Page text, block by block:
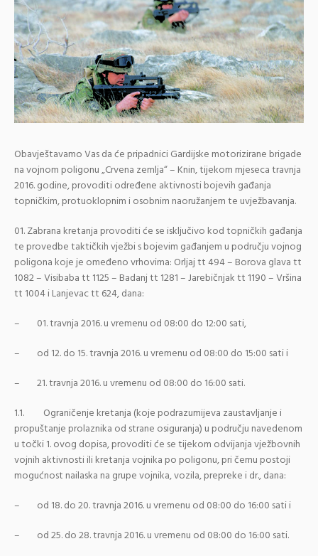
Obavještavamo Vas da će pripadnici Gardijske motorizirane brigade
na vojnom poligonu „Crvena zemlja“ – Knin, tijekom mjeseca travnja
2016. godine, provoditi određene aktivnosti bojevih gađanja
topničkim, protuoklopnim i osobnim naoružanjem te uvježbavanja.
Zabrana kretanja provoditi će se isključivo kod topničkih gađanja
te provedbe taktičkih vježbi s bojevim gađanjem u području vojnog
poligona koje je omeđeno vrhovima: Orljaj tt 494 – Borova glava tt
1082 – Visibaba tt 1125 – Badanj tt 1281 – Jarebičnjak tt 1190 – Vršina
tt 1004 i Lanjevac tt 624, dana:
– 01. travnja 2016. u vremenu od 08:00 do 12:00 sati,
– od 12. do 15. travnja 2016. u vremenu od 08:00 do 15:00 sati i
– 21. travnja 2016. u vremenu od 08:00 do 16:00 sati.
1.1. Ograničenje kretanja (koje podrazumijeva zaustavljanje i
propuštanje prolaznika od strane osiguranja) u području navedenom
u točki 1. ovog dopisa, provoditi će se tijekom odvijanja vježbovnih
vojnih aktivnosti ili kretanja vojnika po poligonu, pri čemu postoji
mogućnost nailaska na grupe vojnika, vozila, prepreke i dr., dana:
– od 18. do 20. travnja 2016. u vremenu od 08:00 do 16:00 sati i
– od 25. do 28. travnja 2016. u vremenu od 08:00 do 16:00 sati.